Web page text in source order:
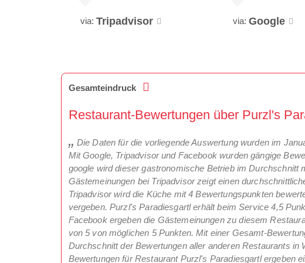
via: Tripadvisor via: Google
Gesamteindruck
Restaurant-Bewertungen über Purzl's
Die Daten für die vorliegende Auswertung wurden im
Mit Google, Tripadvisor und Facebook wurden gängige
google wird dieser gastronomische Betrieb im Durchschnitt
Gästemeinungen bei Tripadvisor zeigt einen
Tripadvisor wird die Küche mit 4 Bewertungspunkten
vergeben. Purzl's Paradiesgartl erhält beim Service 4,5
Facebook ergeben die Gästemeinungen zu diesem
von 5 von möglichen 5 Punkten. Mit einer Gesamt-
Durchschnitt der Bewertungen aller anderen Restaurants in
Bewertungen für Restaurant Purzl's Paradiesgartl ergeben